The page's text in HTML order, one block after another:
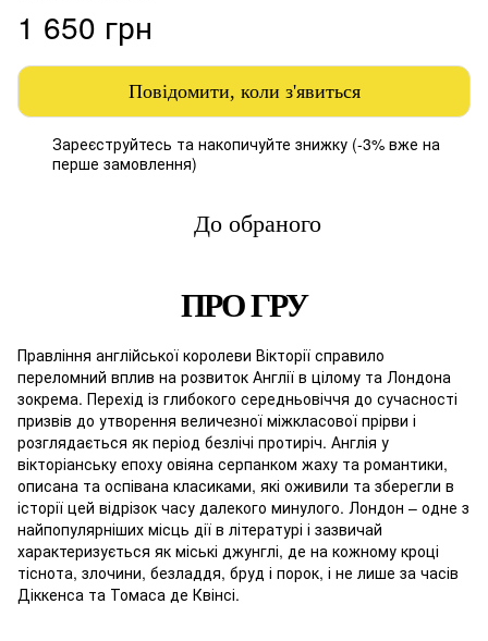
1 650 грн
Повідомити, коли з'явиться
Зареєструйтесь та накопичуйте знижку (-3% вже на
перше замовлення)
До обраного
ПРО ГРУ
Правління англійської королеви Вікторії справило
переломний вплив на розвиток Англії в цілому та Лондона
зокрема. Перехід із глибокого середньовіччя до сучасності
призвів до утворення величезної міжкласової прірви і
розглядається як період безлічі протиріч. Англія у
вікторіанську епоху овіяна серпанком жаху та романтики,
описана та оспівана класиками, які оживили та зберегли в
історії цей відрізок часу далекого минулого. Лондон – одне з
найпопулярніших місць дії в літературі і зазвичай
характеризується як міські джунглі, де на кожному кроці
тіснота, злочини, безладдя, бруд і порок, і не лише за часів
Діккенса та Томаса де Квінсі.